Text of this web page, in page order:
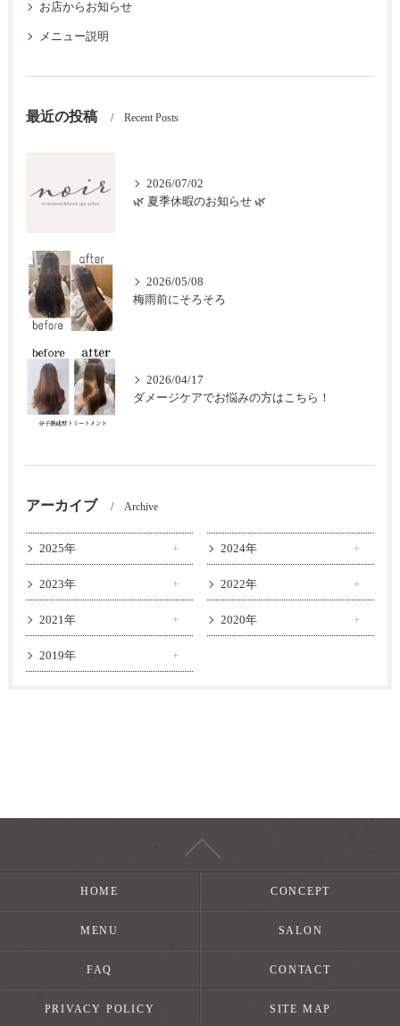
お店からお知らせ
メニュー説明
最近の投稿 Recent Posts
2026/07/02
🌿 夏季休暇のお知らせ 🌿
2026/05/08
梅雨前にそろそろ
2026/04/17
ダメージケアでお悩みの方はこちら！
アーカイブ Archive
2025年 2024年
2023年 2022年
2021年 2020年
2019年
HOME CONCEPT
MENU SALON
FAQ CONTACT
PRIVACY POLICY SITE MAP